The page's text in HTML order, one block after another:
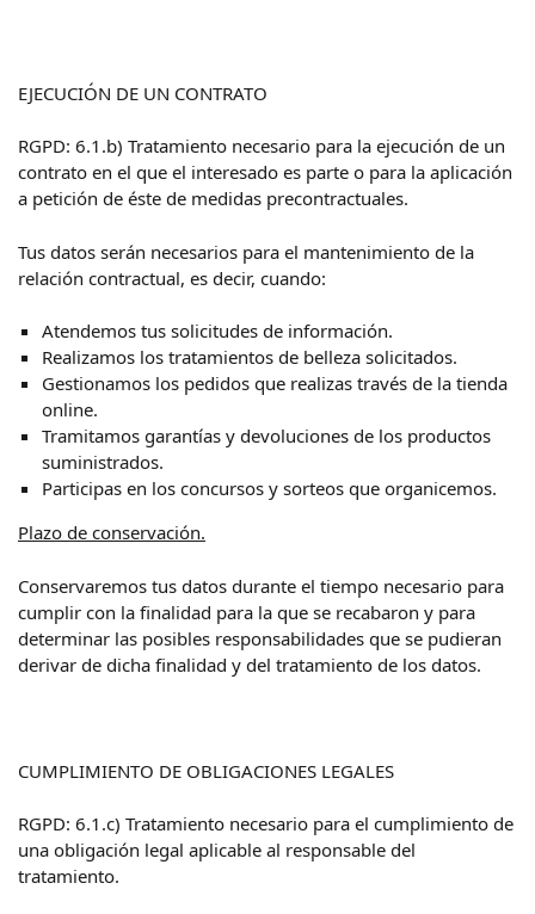
EJECUCIÓN DE UN CONTRATO
RGPD: 6.1.b) Tratamiento necesario para la ejecución de un
contrato en el que el interesado es parte o para la aplicación
a petición de éste de medidas precontractuales.
Tus datos serán necesarios para el mantenimiento de la
relación contractual, es decir, cuando:
Atendemos tus solicitudes de información.
Realizamos los tratamientos de belleza solicitados.
Gestionamos los pedidos que realizas través de la tienda
online.
Tramitamos garantías y devoluciones de los productos
suministrados.
Participas en los concursos y sorteos que organicemos.
Plazo de conservación.
Conservaremos tus datos durante el tiempo necesario para
cumplir con la finalidad para la que se recabaron y para
determinar las posibles responsabilidades que se pudieran
derivar de dicha finalidad y del tratamiento de los datos.
CUMPLIMIENTO DE OBLIGACIONES LEGALES
RGPD: 6.1.c) Tratamiento necesario para el cumplimiento de
una obligación legal aplicable al responsable del
tratamiento.